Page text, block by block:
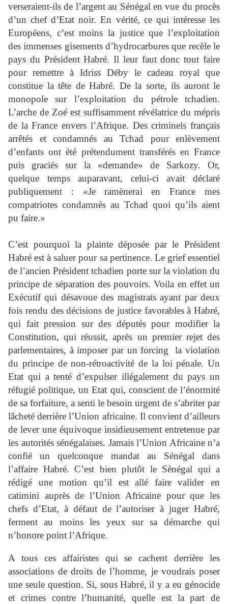
verseraient-ils de l’argent au Sénégal en vue du procès
d’un chef d’Etat noir. En vérité, ce qui intéresse les
Européens, c’est moins la justice que l’exploitation
des immenses gisements d’hydrocarbures que recèle le
pays du Président Habré. Il leur faut donc tout faire
pour remettre à Idriss Déby le cadeau royal que
constitue la tête de Habré. De la sorte, ils auront le
monopole sur l’exploitation du pétrole tchadien.
L’arche de Zoé est suffisamment révélatrice du mépris
de la France envers l’Afrique. Des criminels français
arrêtés et condamnés au Tchad pour enlèvement
d’enfants ont été prétendument transférés en France
puis graciés sur la «demande» de Sarkozy. Or,
quelque temps auparavant, celui-ci avait déclaré
publiquement : «Je ramènerai en France mes
compatriotes condamnés au Tchad quoi qu’ils aient
pu faire.»
C’est pourquoi la plainte déposée par le Président
Habré est à saluer pour sa pertinence. Le grief essentiel
de l’ancien Président tchadien porte sur la violation du
principe de séparation des pouvoirs. Voila en effet un
Exécutif qui désavoue des magistrats ayant par deux
fois rendu des décisions de justice favorables à Habré,
qui fait pression sur des députés pour modifier la
Constitution, qui réussit, après un premier rejet des
parlementaires, à imposer par un forcing la violation
du principe de non-rétroactivité de la loi pénale. Un
Etat qui a tenté d’expulser illégalement du pays un
réfugié politique, un Etat qui, conscient de l’énormité
de sa forfaiture, a senti le besoin urgent de s’abriter par
lâcheté derrière l’Union africaine. Il convient d’ailleurs
de lever une équivoque insidieusement entretenue par
les autorités sénégalaises. Jamais l’Union Africaine n’a
confié un quelconque mandat au Sénégal dans
l’affaire Habré. C’est bien plutôt le Sénégal qui a
rédigé une motion qu’il est allé faire valider en
catimini auprès de l’Union Africaine pour que les
chefs d’Etat, à défaut de l’autoriser à juger Habré,
ferment au moins les yeux sur sa démarche qui
n’honore point l’Afrique.
A tous ces affairistes qui se cachent derrière les
associations de droits de l’homme, je voudrais poser
une seule question. Si, sous Habré, il y a eu génocide
et crimes contre l’humanité, quelle est la part de